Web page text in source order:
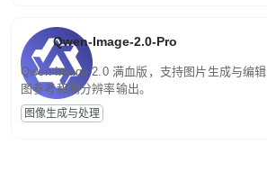
Qwen-Image-2.0-Pro
Qwen-Image-2.0 满血版，支持图片生成与编
图参考和高分辨率输出。
图像生成与处理